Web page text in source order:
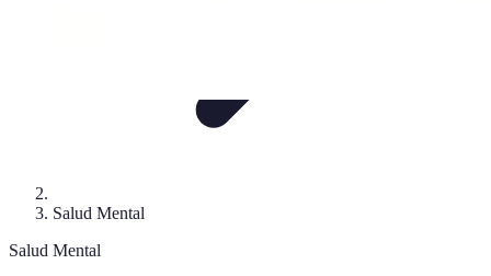
Salud Mental
Salud Mental